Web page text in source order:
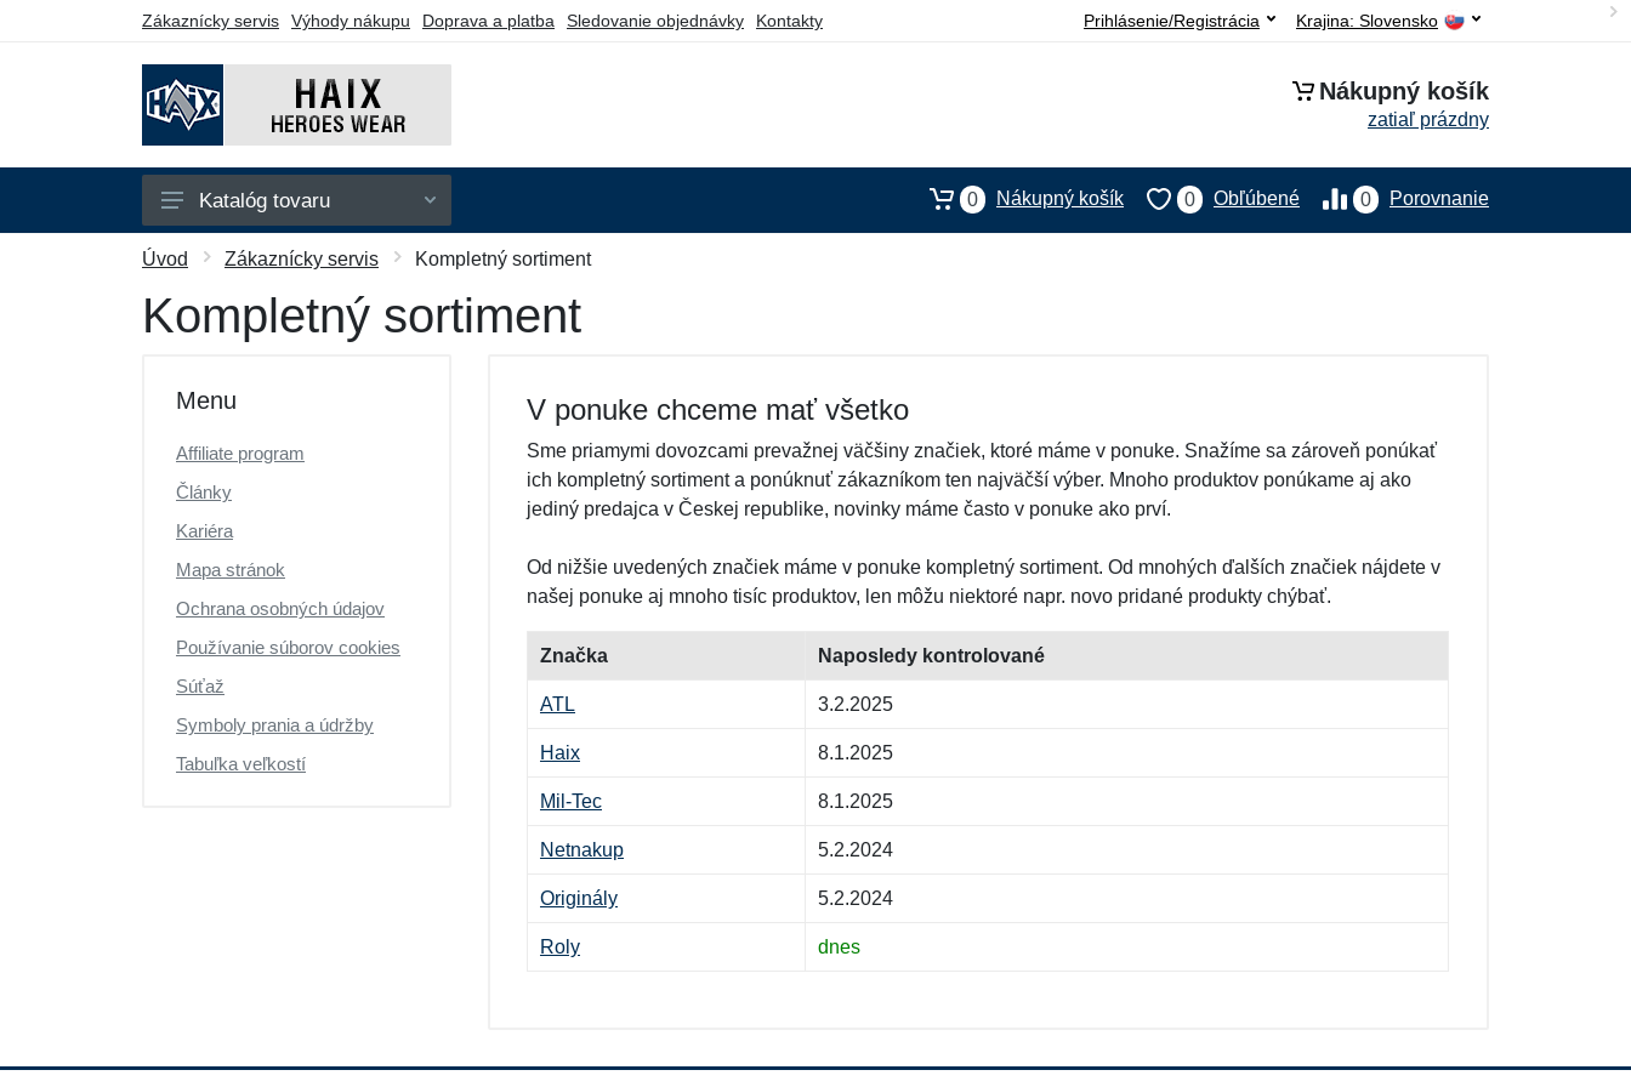
Zákaznícky servis Výhody nákupu Doprava a platba Sledovanie objednávky Kontakty Krajina: Slovensko
Prihlásenie/Registrácia
Nákupný košík
zatiaľ prázdny
Taktická obuv
Pracovná obuv
Športová obuv
Katalóg tovaru 0 Porovnanie
0 Obľúbené
0 Nákupný košík
Úvod Zákaznícky servis Kompletný sortiment
Kompletný sortiment
Menu
Affiliate program
Články
Kariéra
Mapa stránok
Ochrana osobných údajov
Používanie súborov cookies
Súťaž
Symboly prania a údržby
Tabuľka veľkostí
V ponuke chceme mať všetko
Sme priamymi dovozcami prevažnej väčšiny značiek, ktoré máme v ponuke. Snažíme sa zároveň ponúkať
ich kompletný sortiment a ponúknuť zákazníkom ten najväčší výber. Mnoho produktov ponúkame aj ako
jediný predajca v Českej republike, novinky máme často v ponuke ako prví.
Od nižšie uvedených značiek máme v ponuke kompletný sortiment. Od mnohých ďalších značiek nájdete v
našej ponuke aj mnoho tisíc produktov, len môžu niektoré napr. novo pridané produkty chýbať.
Značka Naposledy kontrolované
ATL 3.2.2025
Haix 8.1.2025
Mil-Tec 8.1.2025
Netnakup 5.2.2024
Originály 5.2.2024
Roly dnes